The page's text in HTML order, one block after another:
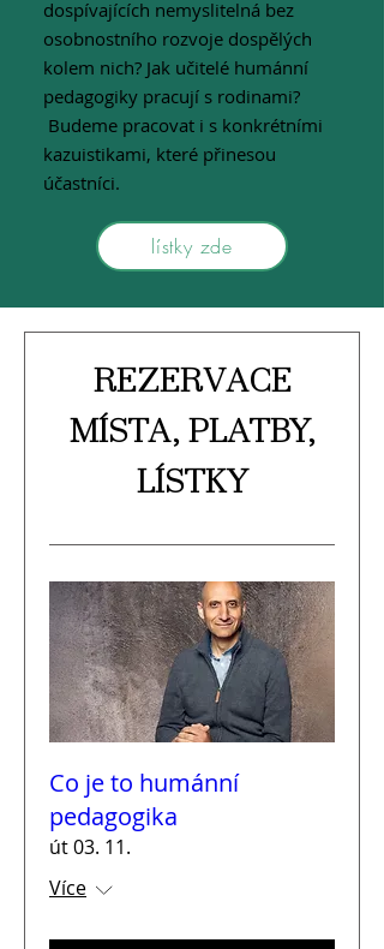
dospívajících nemyslitelná bez
osobnostního rozvoje dospělých
kolem nich? Jak učitelé humánní
pedagogiky pracují s rodinami?
Budeme pracovat i s konkrétními
kazuistikami, které přinesou
účastníci.
lístky zde
REZERVACE
MÍSTA, PLATBY,
LÍSTKY
Co je to humánní
pedagogika
út 03. 11.
Více